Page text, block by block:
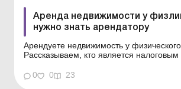
Аренда недвижимости у
нужно знать арендатору
Арендуете недвижимость у
Рассказываем, кто является налоговым
военным сбором при выплате
Библиотека Баланс № 13 «Аренда
0 0 23